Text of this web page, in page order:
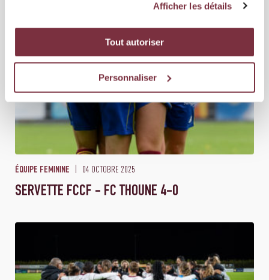
Afficher les détails
Tout autoriser
Personnaliser
ÉQUIPE FEMININE 04 OCTOBRE 2025
SERVETTE FCCF - FC THOUNE 4-0